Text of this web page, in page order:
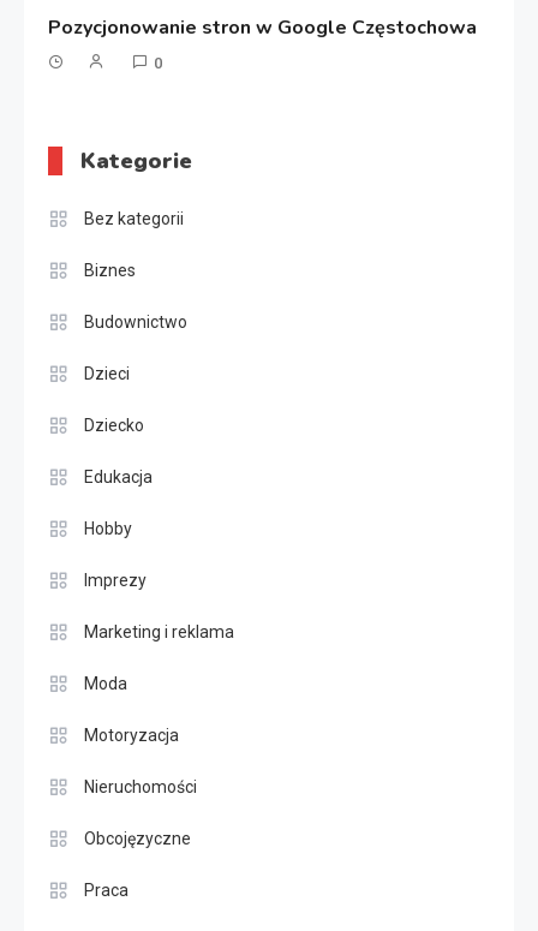
Pozycjonowanie stron w Google Częstochowa
0
Kategorie
Bez kategorii
Biznes
Budownictwo
Dzieci
Dziecko
Edukacja
Hobby
Imprezy
Marketing i reklama
Moda
Motoryzacja
Nieruchomości
Obcojęzyczne
Praca